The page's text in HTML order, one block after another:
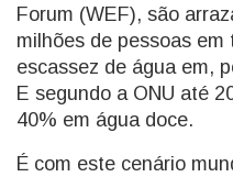
Forum (WEF), são
milhões de pessoas
escassez de água em,
E segundo a ONU até
40% em água doce.
É com este cenário